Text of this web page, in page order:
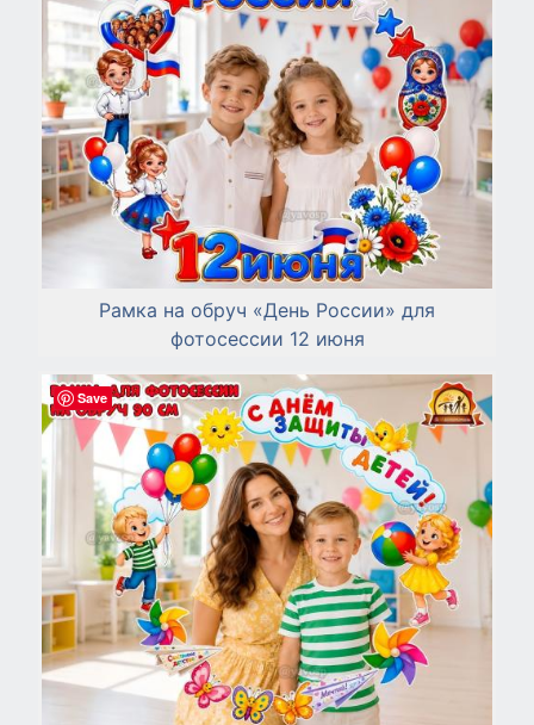
Рамка на обруч «День России» для
фотосессии 12 июня
Save